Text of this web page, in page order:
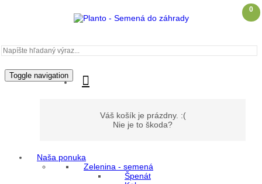
Toggle navigation
0
Váš košík je prázdny. :(
Nie je to škoda?
Naša ponuka
Zelenina - semená
Špenát